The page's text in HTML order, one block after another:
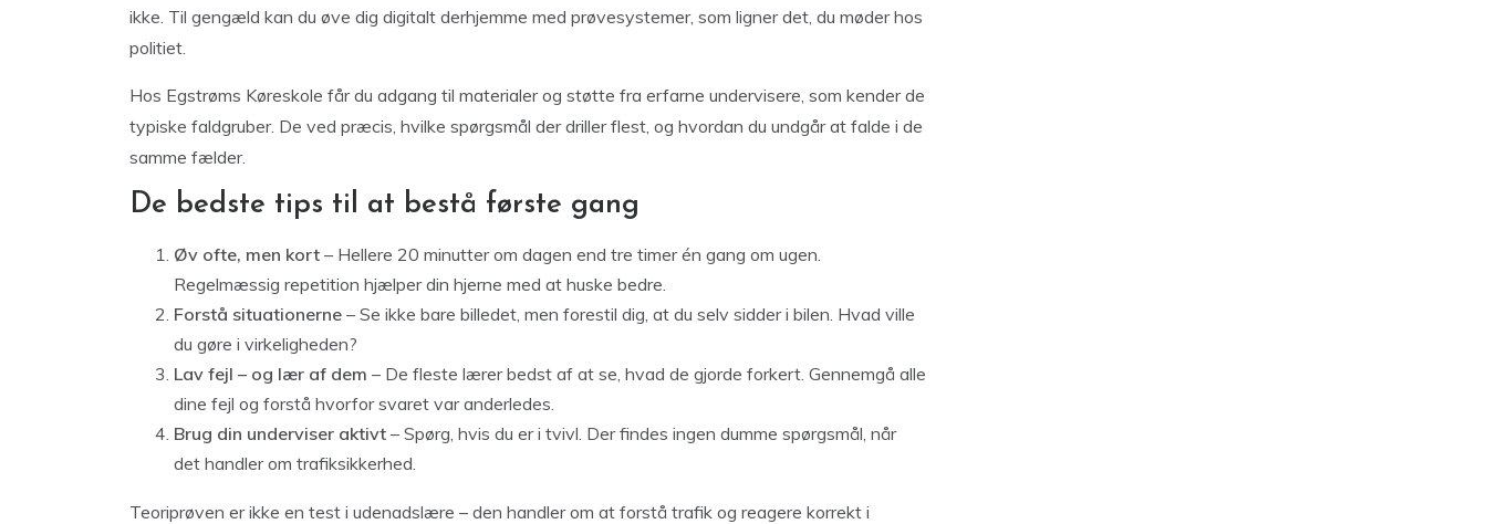
ikke. Til gengæld kan du øve dig digitalt derhjemme med prøvesystemer, som ligner det, du møder hos
politiet.
Hos Egstrøms Køreskole får du adgang til materialer og støtte fra erfarne undervisere, som kender de
typiske faldgruber. De ved præcis, hvilke spørgsmål der driller flest, og hvordan du undgår at falde i de
samme fælder.
De bedste tips til at bestå første gang
Øv ofte, men kort – Hellere 20 minutter om dagen end tre timer én gang om ugen.
Regelmæssig repetition hjælper din hjerne med at huske bedre.
Forstå situationerne – Se ikke bare billedet, men forestil dig, at du selv sidder i bilen. Hvad ville
du gøre i virkeligheden?
Lav fejl – og lær af dem – De fleste lærer bedst af at se, hvad de gjorde forkert. Gennemgå alle
dine fejl og forstå hvorfor svaret var anderledes.
Brug din underviser aktivt – Spørg, hvis du er i tvivl. Der findes ingen dumme spørgsmål, når
det handler om trafiksikkerhed.
Teoriprøven er ikke en test i udenadslære – den handler om at forstå trafik og reagere korrekt i